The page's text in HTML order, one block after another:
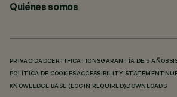
Quiénes somos
PRIVACIDADCERTIFICATIONSGARANTÍA DE 5 AÑOS
POLÍTICA DE COOKIESACCESSIBILITY STATEMENT
KNOWLEDGE BASE (LOGIN REQUIRED) DOWNLOADS